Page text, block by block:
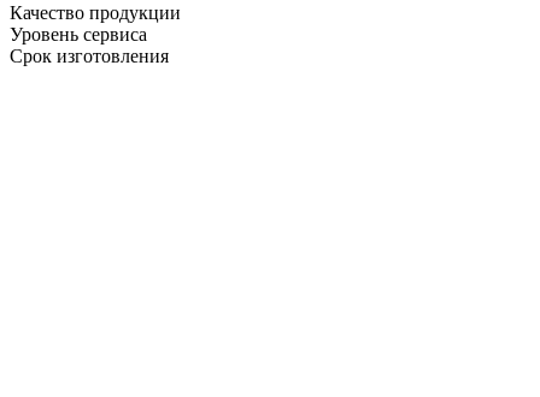
Качество продукции
Уровень сервиса
Срок изготовления